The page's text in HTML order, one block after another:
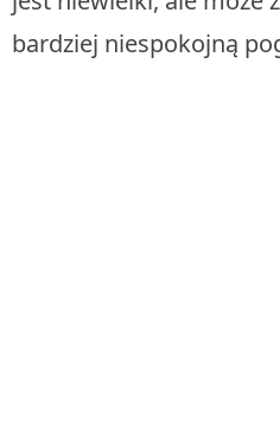
bardziej niespokojną